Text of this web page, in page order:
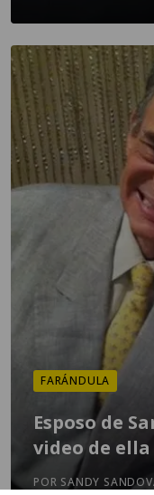
FARÁNDULA
Esposo de
video de ella
POR SANDY